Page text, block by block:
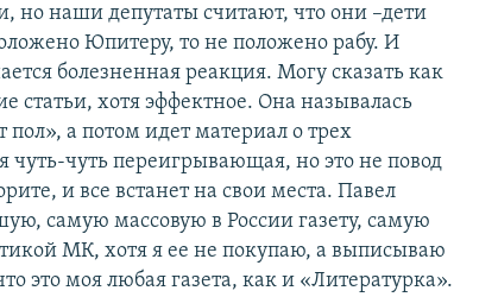
но наши депутаты считают, что они –дети
Юпитеру, то не положено рабу. И
болезненная реакция. Могу сказать как
статьи, хотя эффектное. Она называлась
а потом идет материал о трех
чуть переигрывающая, но это не повод
и все встанет на свои места. Павел
самую массовую в России газету, самую
МК, хотя я ее не покупаю, а выписываю
это моя любая газета, как и «Литературка».